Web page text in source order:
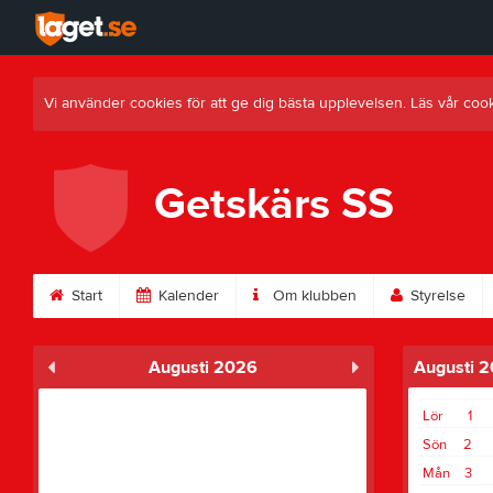
Vi använder cookies för att ge dig bästa upplevelsen. Läs vår
Getskärs SS
Start Kalender Om klubben Styrelse
Augusti 2026 Augusti
1
Lör
2
Sön
3
Mån